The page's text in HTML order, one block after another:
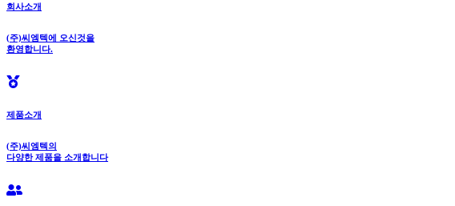
회사소개
(주)씨엠텍에 오신것을
환영합니다.
제품소개
(주)씨엠텍의
다양한 제품을 소개합니다